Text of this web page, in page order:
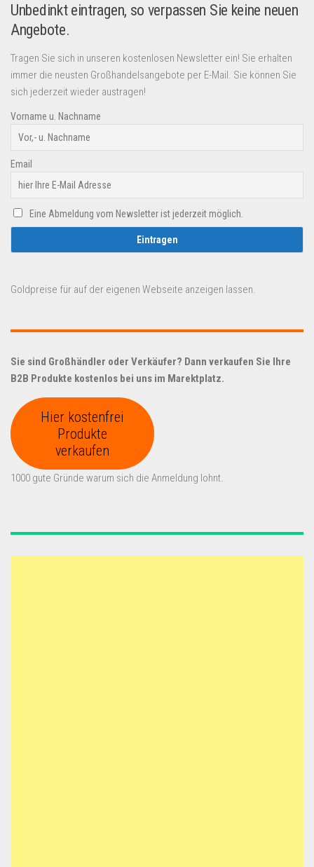
Unbedinkt eintragen, so verpassen Sie keine neuen
Angebote.
Tragen Sie sich in unseren kostenlosen Newsletter ein! Sie erhalten
immer die neusten Großhandelsangebote per E-Mail. Sie können Sie
sich jederzeit wieder austragen!
Vorname u. Nachname
Email
Eine Abmeldung vom Newsletter ist jederzeit möglich.
Goldpreise für auf der eigenen Webseite anzeigen lassen.
Sie sind Großhändler oder Verkäufer? Dann verkaufen Sie Ihre
B2B Produkte kostenlos bei uns im Marektplatz.
Hier kostenfrei
Produkte
verkaufen
1000 gute Gründe warum sich die Anmeldung lohnt.